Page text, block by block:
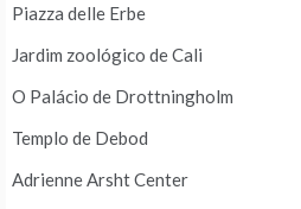
Piazza delle Erbe
Jardim zoológico de Cali
O Palácio de Drottningholm
Templo de Debod
Adrienne Arsht Center